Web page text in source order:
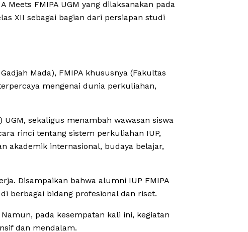
FMIPA UGM yang dilaksanakan pada
XII sebagai bagian dari persiapan studi
Mada), FMIPA khususnya (Fakultas
mengenai dunia perkuliahan,
sekaligus menambah wawasan siswa
rinci tentang sistem perkuliahan IUP,
akademik internasional, budaya belajar,
Disampaikan bahwa alumni IUP FMIPA
berbagai bidang profesional dan riset.
pada kesempatan kali ini, kegiatan
dan mendalam.